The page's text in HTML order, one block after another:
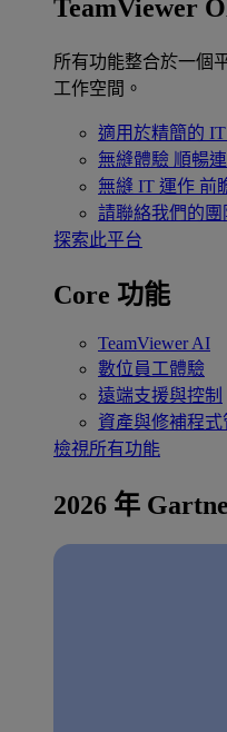
TeamViewer
所有功能整合於一個
工作空間。
適用於精簡的
無縫體驗 順暢
無縫 IT 運作 前
請聯絡我們的團
探索此平台
Core 功能
TeamViewer AI
數位員工體驗
遠端支援與控制
資產與修補程式
檢視所有功能
2026 年